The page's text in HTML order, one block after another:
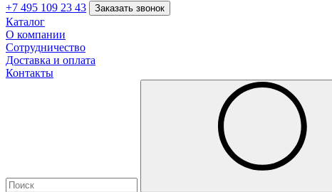
+7 495 109 23 43 Заказать звонок
Каталог
О компании
Сотрудничество
Доставка и оплата
Контакты